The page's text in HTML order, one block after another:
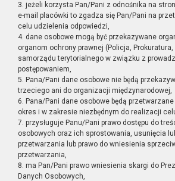
3. jeżeli korzysta Pan/Pani z odnośnika na
e-mail placówki to zgadza się Pan/Pani na
celu udzielenia odpowiedzi,
4. dane osobowe mogą być przekazywane
organom ochrony prawnej (Policja, Prokuratura,
samorządu terytorialnego w związku z
postępowaniem,
5. Pana/Pani dane osobowe nie będą
trzeciego ani do organizacji międzynarodowej,
6. Pana/Pani dane osobowe będą
okres i w zakresie niezbędnym do realizacji
7. przysługuje Panu/Pani prawo dostępu do
osobowych oraz ich sprostowania, usunięcia
przetwarzania lub prawo do wniesienia
przetwarzania,
8. ma Pan/Pani prawo wniesienia skargi do
Danych Osobowych,